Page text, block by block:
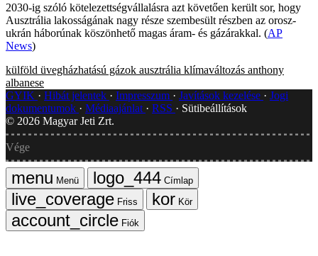
2030-ig szóló kötelezettségvállalásra azt követően került sor, hogy
Ausztrália lakosságának nagy része szembesült részben az orosz-
ukrán háborúnak köszönhető magas áram- és gázárakkal. (AP
News)
külföld üvegházhatású gázok ausztrália klímaváltozás anthony
albanese
GYIK
Hibát jelentek Impresszum Javítások kezelése
Jogi
dokumentumok
Médiaajánlat RSS
Sütibeállítások
© 2026 Magyar Jeti Zrt.
Vége
Menü
Címlap
Friss
Kör
Fiók